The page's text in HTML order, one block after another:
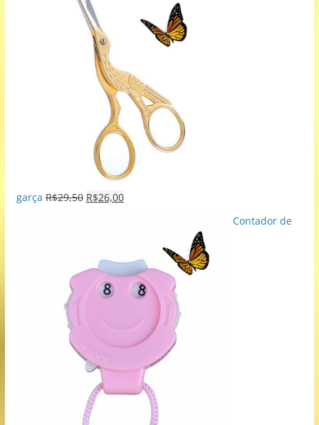
garça R$29,50 R$26,00
Contador de